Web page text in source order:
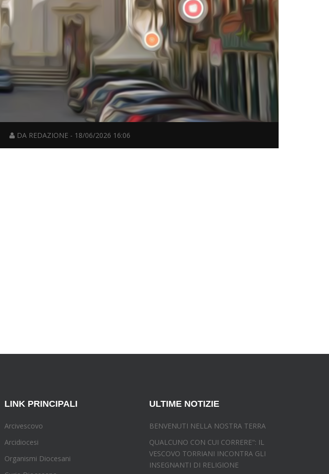
DA REDAZIONE - 18/06/2026 16:06
LINK PRINCIPALI
Arcivescovo
Arcidiocesi
Organismi Diocesani
ULTIME NOTIZIE
BENVENUTI NELLA NOSTRA TERRA
QUALCUNO CON CUI CORRERE": IL
VESCOVO TORRIANI INCONTRA GLI
INSEGNANTI DI RELIGIONE